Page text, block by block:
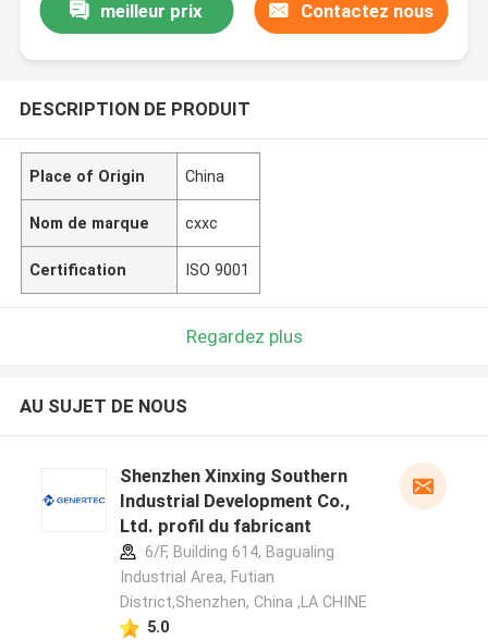
meilleur prix Contactez nous
DESCRIPTION DE PRODUIT
Place of Origin China
Nom de marque cxxc
Certification ISO 9001
Regardez plus
AU SUJET DE NOUS
Shenzhen Xinxing Southern
Industrial Development Co.,
Ltd. profil du fabricant
6/F, Building 614, Bagualing
Industrial Area, Futian
District,Shenzhen, China ,LA CHINE
5.0